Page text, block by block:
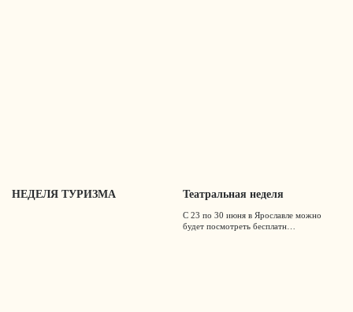
НЕДЕЛЯ ТУРИЗМА Театральная неделя
С 23 по 30 июня в Ярославле можно
будет посмотреть бесплатн…